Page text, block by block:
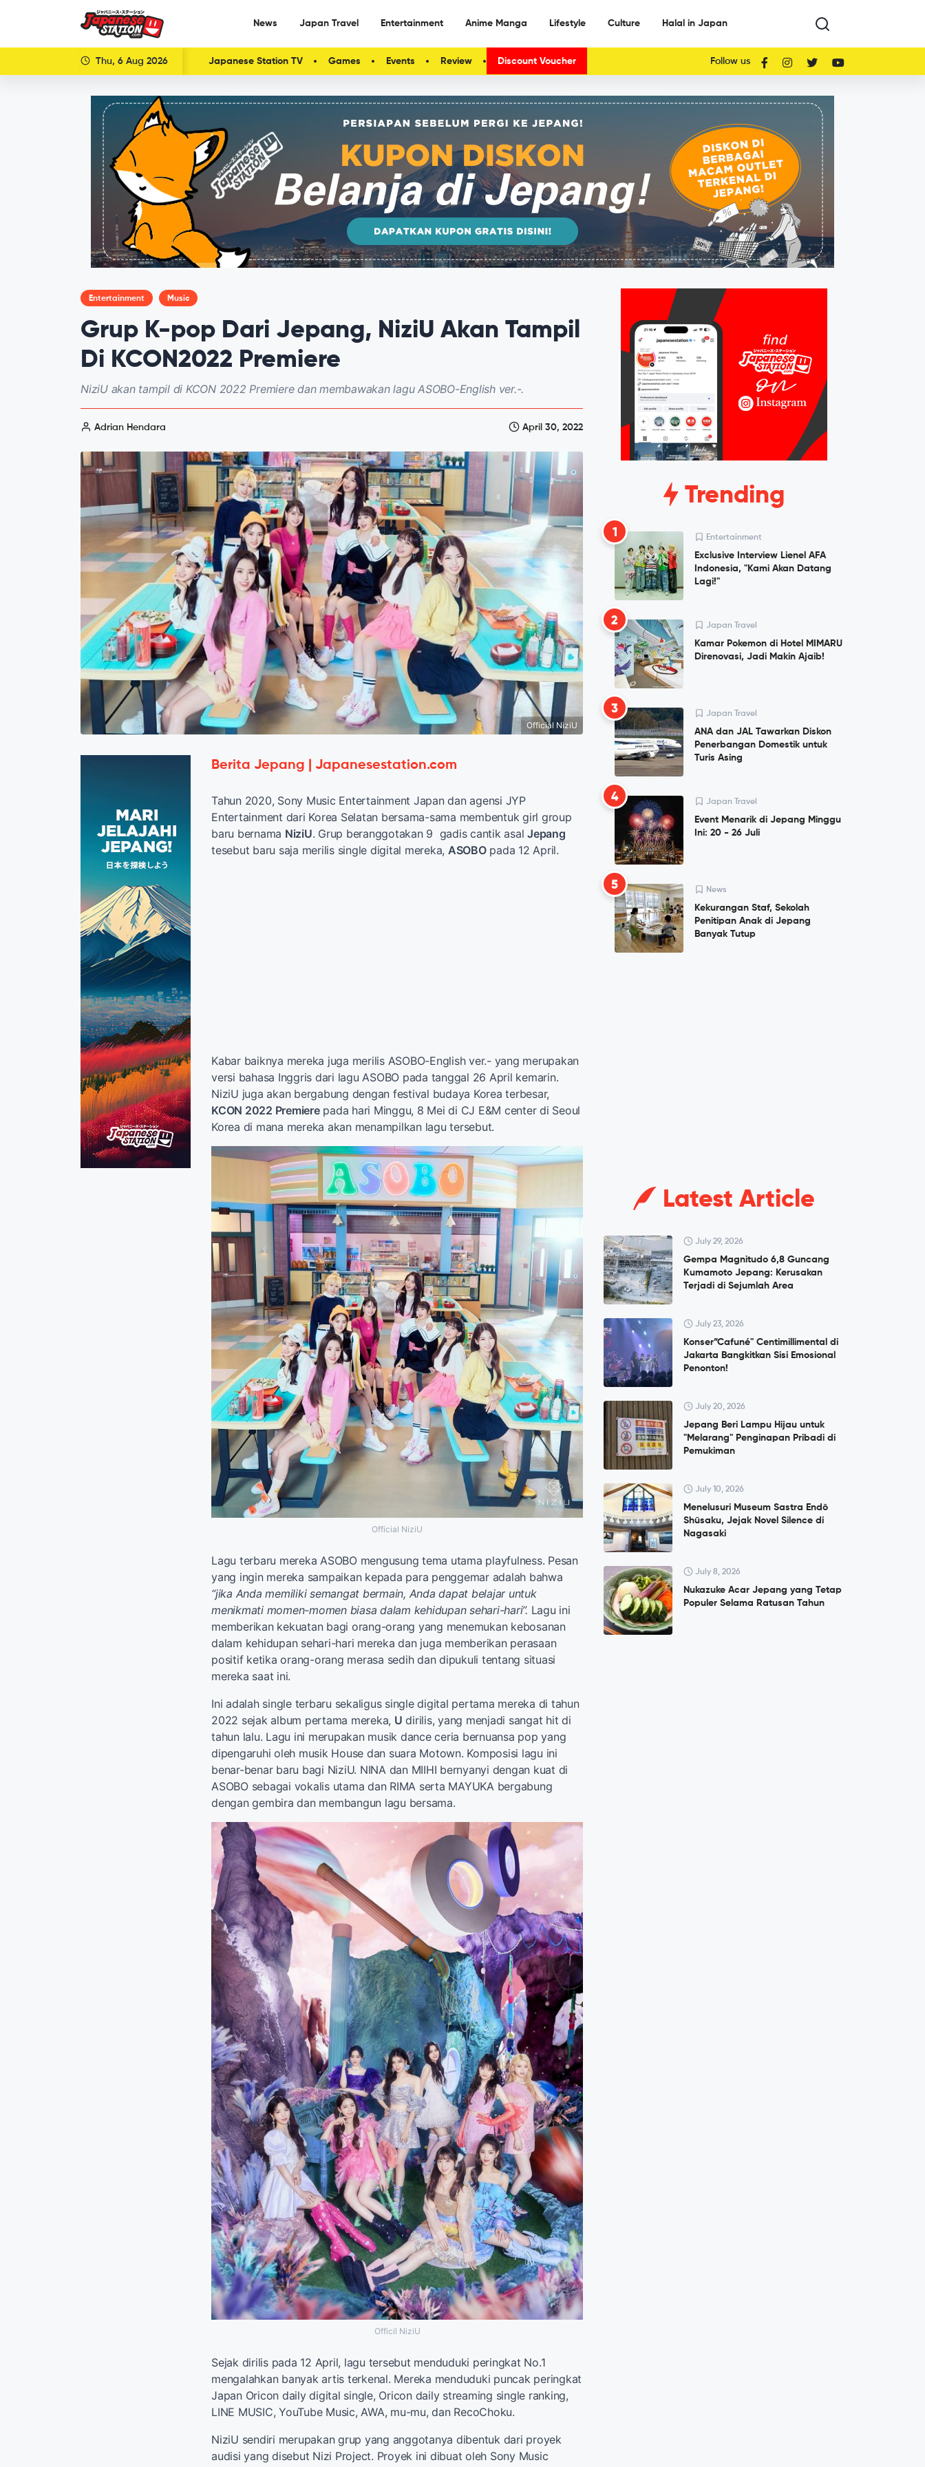
News Japan Travel Entertainment Anime Manga Lifestyle Culture Halal in Japan
Thu, 6 Aug 2026 Japanese Station TV Games Events Review Discount Voucher Follow us
Entertainment Music
Grup K-pop Dari Jepang, NiziU Akan Tampil
Di KCON2022 Premiere
NiziU akan tampil di KCON 2022 Premiere dan membawakan lagu ASOBO-English ver.-.
Adrian Hendara April 30, 2022
Official NiziU
Berita Jepang | Japanesestation.com
Tahun 2020, Sony Music Entertainment Japan dan agensi JYP
Entertainment dari Korea Selatan bersama-sama membentuk girl group
baru bernama NiziU. Grup beranggotakan 9 gadis cantik asal Jepang
tesebut baru saja merilis single digital mereka, ASOBOpada 12 April.
Kabar baiknya mereka juga merilis ASOBO-English ver.- yang merupakan
versi bahasa Inggris dari lagu ASOBO pada tanggal 26 April kemarin.
NiziU juga akan bergabung dengan festival budaya Korea terbesar,
KCON 2022 Premierepada hari Minggu, 8 Mei di CJ E&M center di Seoul
Korea di mana mereka akan menampilkan lagu tersebut.
Official NiziU
Lagu terbaru mereka ASOBO mengusung tema utama playfulness. Pesan
yang ingin mereka sampaikan kepada para penggemar adalah bahwa
“jika Anda memiliki semangat bermain, Anda dapat belajar untuk
menikmati momen-momen biasa dalam kehidupan sehari-hari”. Lagu ini
memberikan kekuatan bagi orang-orang yang menemukan kebosanan
dalam kehidupan sehari-hari mereka dan juga memberikan perasaan
positif ketika orang-orang merasa sedih dan dipukuli tentang situasi
mereka saat ini.
Ini adalah single terbaru sekaligus single digital pertama mereka di tahun
2022 sejak album pertama mereka, U dirilis, yang menjadi sangat hit di
tahun lalu. Lagu ini merupakan musik dance ceria bernuansa pop yang
dipengaruhi oleh musik House dan suara Motown. Komposisi lagu ini
benar-benar baru bagi NiziU. NINA dan MIIHI bernyanyi dengan kuat di
ASOBO sebagai vokalis utama dan RIMA serta MAYUKA bergabung
dengan gembira dan membangun lagu bersama.
Officil NiziU
Sejak dirilis pada 12 April, lagu tersebut menduduki peringkat No.1
mengalahkan banyak artis terkenal. Mereka menduduki puncak peringkat
Japan Oricon daily digital single, Oricon daily streaming single ranking,
LINE MUSIC, YouTube Music, AWA, mu-mu, dan RecoChoku.
NiziU sendiri merupakan grup yang anggotanya dibentuk dari proyek
audisi yang disebut Nizi Project. Proyek ini dibuat oleh Sony Music
Trending
1 Entertainment
Exclusive Interview Lienel AFA
Indonesia, "Kami Akan Datang
Lagi!"
2 Japan Travel
Kamar Pokemon di Hotel MIMARU
Direnovasi, Jadi Makin Ajaib!
3 Japan Travel
ANA dan JAL Tawarkan Diskon
Penerbangan Domestik untuk
Turis Asing
4 Japan Travel
Event Menarik di Jepang Minggu
Ini: 20 - 26 Juli
5 News
Kekurangan Staf, Sekolah
Penitipan Anak di Jepang
Banyak Tutup
Latest Article
July 29, 2026
Gempa Magnitudo 6,8 Guncang
Kumamoto Jepang: Kerusakan
Terjadi di Sejumlah Area
July 23, 2026
Konser”Cafuné" Centimillimental di
Jakarta Bangkitkan Sisi Emosional
Penonton!
July 20, 2026
Jepang Beri Lampu Hijau untuk
"Melarang" Penginapan Pribadi di
Pemukiman
July 10, 2026
Menelusuri Museum Sastra Endō
Shūsaku, Jejak Novel Silence di
Nagasaki
July 8, 2026
Nukazuke Acar Jepang yang Tetap
Populer Selama Ratusan Tahun